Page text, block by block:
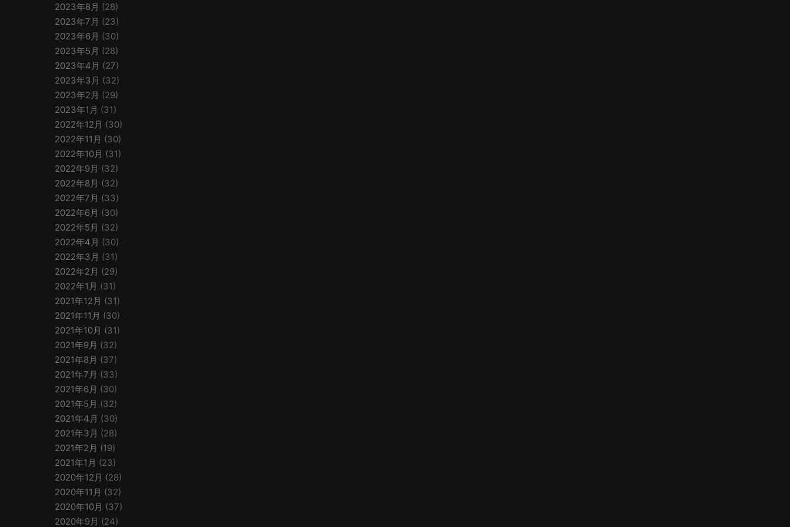
2023年8月 (28)
2023年7月 (23)
2023年6月 (30)
2023年5月 (28)
2023年4月 (27)
2023年3月 (32)
2023年2月 (29)
2023年1月 (31)
2022年12月 (30)
2022年11月 (30)
2022年10月 (31)
2022年9月 (32)
2022年8月 (32)
2022年7月 (33)
2022年6月 (30)
2022年5月 (32)
2022年4月 (30)
2022年3月 (31)
2022年2月 (29)
2022年1月 (31)
2021年12月 (31)
2021年11月 (30)
2021年10月 (31)
2021年9月 (32)
2021年8月 (37)
2021年7月 (33)
2021年6月 (30)
2021年5月 (32)
2021年4月 (30)
2021年3月 (28)
2021年2月 (19)
2021年1月 (23)
2020年12月 (28)
2020年11月 (32)
2020年10月 (37)
2020年9月 (24)